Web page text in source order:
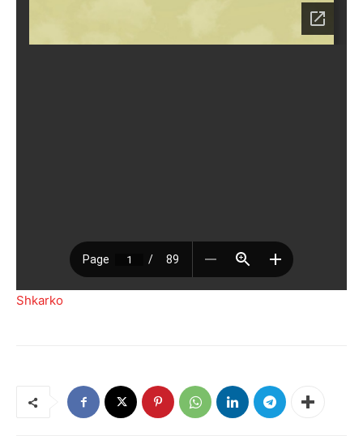
Shkarko